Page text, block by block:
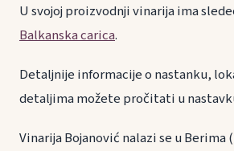
U svojoj proizvodnji vinarija ima
Balkanska carica.
Detaljnije informacije o nastanku,
detaljima možete pročitati u
Vinarija Bojanović nalazi se u Berima